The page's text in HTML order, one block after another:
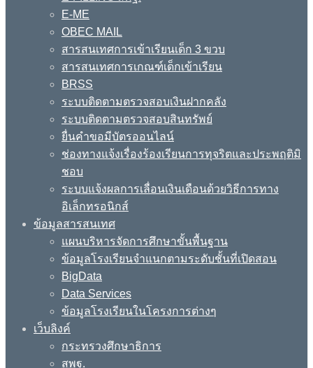
E-ME
OBEC MAIL
สารสนเทศการเข้าเรียนเด็ก 3 ขวบ
สารสนเทศการเกณฑ์เด็กเข้าเรียน
BRSS
ระบบติดตามตรวจสอบเงินฝากคลัง
ระบบติดตามตรวจสอบสินทรัพย์
ยื่นคำขอมีบัตรออนไลน์
ช่องทางแจ้งเรื่องร้องเรียนการทุจริตและประพฤติมิ
ชอบ
ระบบแจ้งผลการเลื่อนเงินเดือนด้วยวิธีการทาง
อิเล็กทรอนิกส์
ข้อมูลสารสนเทศ
แผนบริหารจัดการศึกษาขั้นพื้นฐาน
ข้อมูลโรงเรียนจำแนกตามระดับชั้นที่เปิดสอน
BigData
Data Services
ข้อมูลโรงเรียนในโครงการต่างๆ
เว็บลิงค์
กระทรวงศึกษาธิการ
สพฐ.